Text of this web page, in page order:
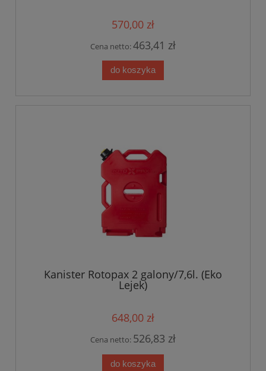
570,00 zł
Cena netto:463,41 zł
do koszyka
Kanister Rotopax 2 galony/7,6l. (Eko
Lejek)
648,00 zł
Cena netto: 526,83 zł
do koszyka